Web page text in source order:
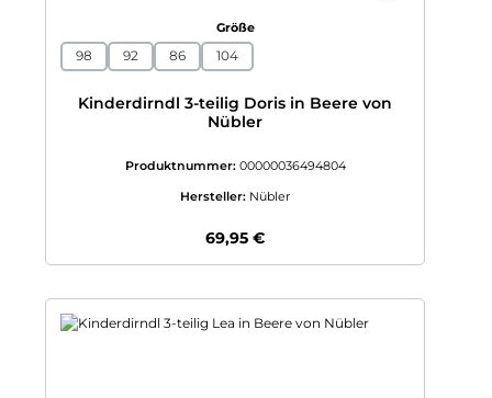
Größeauswählen
98 92 86 104
Kinderdirndl 3-teilig Doris in Beere von
Nübler
Produktnummer: 00000036494804
Hersteller: Nübler
Regulärer Preis:
69,95 €